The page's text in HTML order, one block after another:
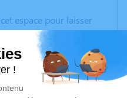
espace pour laisser
photos souvenirs, une
à travers des
est un lieu
mémoire d’Eliane